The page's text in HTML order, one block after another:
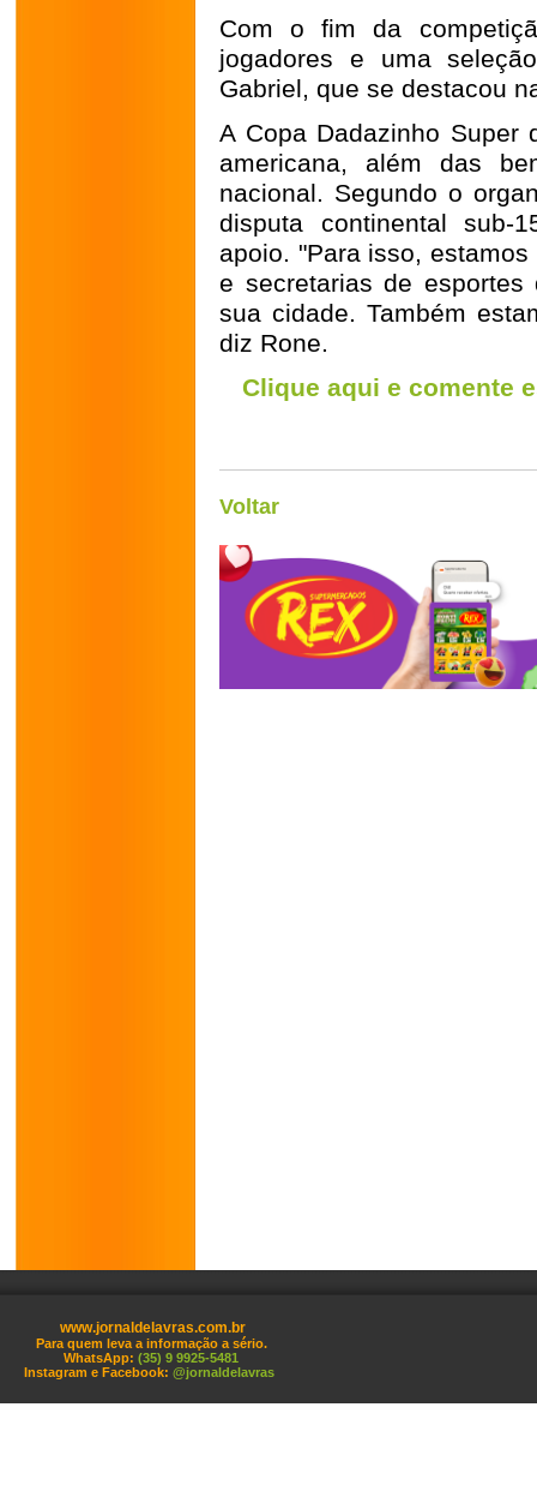
Com o fim da
jogadores e uma
Gabriel, que se destacou
A Copa Dadazinho Super
americana, além das
nacional. Segundo o
disputa continental
apoio. "Para isso,
e secretarias de
sua cidade. Também
diz Rone.
Clique aqui e comente
Voltar
www.jornaldelavras.com.br
Para quem leva a informação a sério.
WhatsApp: (35) 9 9925-5481
Instagram e Facebook: @jornaldelavras